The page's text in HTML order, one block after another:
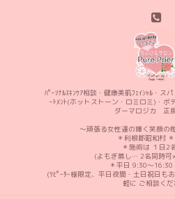
ﾊﾟｰｿﾅﾙｽｷﾝｹｱ相談・健康美肌ﾌｪｲｼｬﾙ・ス
ｰﾄﾒﾝﾄ(ホットストーン・ロミロミ)・ボ
ダーマロジカ 正
〜頑張る女性達の輝く笑顔の
＊利根郡昭和村
＊施術は １日2
(よもぎ蒸し… 2名同時可
＊平日 9:30〜16:30
(ﾘﾋﾟｰﾀｰ様限定、平日夜間・土日祝日も
軽に ご相談く